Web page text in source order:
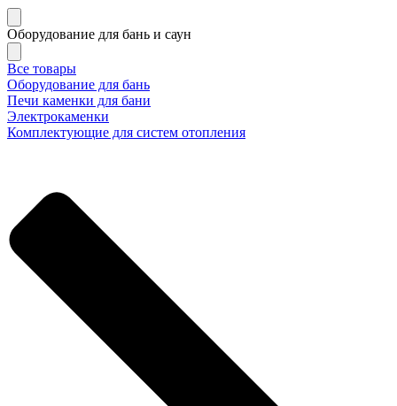
Оборудование для бань и саун
Все товары
Оборудование для бань
Печи каменки для бани
Электрокаменки
Комплектующие для систем отопления